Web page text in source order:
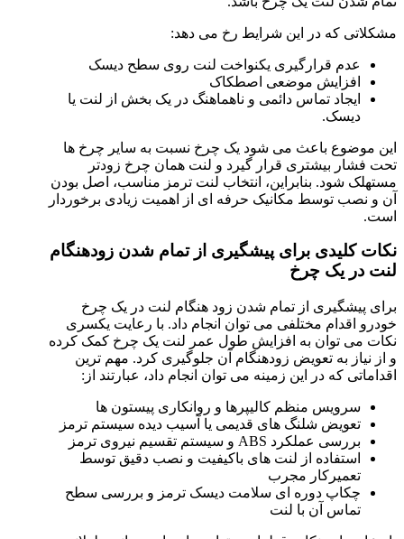
مشکلاتی که در این شرایط رخ می دهد:
عدم قرارگیری یکنواخت لنت روی سطح دیسک
افزایش موضعی اصطکاک
ایجاد تماس دائمی و ناهماهنگ در یک بخش از لنت یا
دیسک.
این موضوع باعث می شود یک چرخ نسبت به سایر چرخ ها
تحت فشار بیشتری قرار گیرد و لنت همان چرخ زودتر
مستهلک شود. بنابراین، انتخاب لنت ترمز مناسب، اصل بودن
آن و نصب توسط مکانیک حرفه ای از اهمیت زیادی برخوردار
است.
نکات کلیدی برای پیشگیری از تمام شدن زودهنگام
لنت در یک چرخ
برای پیشگیری از تمام شدن زود هنگام لنت در یک چرخ
خودرو اقدام مختلفی می توان انجام داد. با رعایت یکسری
نکات می توان به افزایش طول عمر لنت یک چرخ کمک کرده
و از نیاز به تعویض زودهنگام آن جلوگیری کرد. مهم ترین
اقداماتی که در این زمینه می توان انجام داد، عبارتند از:
سرویس منظم کالیپرها و روانکاری پیستون ها
تعویض شلنگ های قدیمی یا آسیب دیده سیستم ترمز
بررسی عملکرد ABS و سیستم تقسیم نیروی ترمز
استفاده از لنت های باکیفیت و نصب دقیق توسط
تعمیرکار مجرب
چکاپ دوره ای سلامت دیسک ترمز و بررسی سطح
تماس آن با لنت